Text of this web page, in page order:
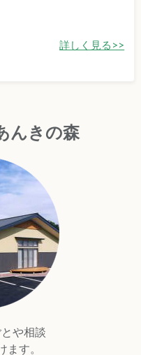
詳しく見る>>
んきの森
や相談
ます。